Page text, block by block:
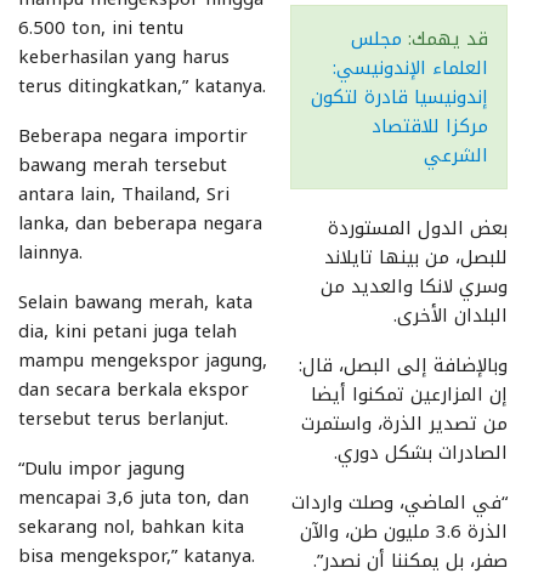
قد يهمك: مجلس
العلماء الإندونيسي:
إندونيسيا قادرة لتكون
مركزا للاقتصاد
الشرعي
بعض الدول المستوردة
للبصل، من بينها تايلاند
وسري لانكا والعديد من
البلدان الأخرى.
وبالإضافة إلى البصل، قال:
إن المزارعين تمكنوا أيضا
من تصدير الذرة، واستمرت
الصادرات بشكل دوري.
“في الماضي، وصلت واردات
الذرة 3.6 مليون طن، والآن
صفر، بل يمكننا أن نصدر”.
6.500 ton, ini tentu
keberhasilan yang harus
terus ditingkatkan,” katanya.
Beberapa negara importir
bawang merah tersebut
antara lain, Thailand, Sri
lanka, dan beberapa negara
lainnya.
Selain bawang merah, kata
dia, kini petani juga telah
mampu mengekspor jagung,
dan secara berkala ekspor
tersebut terus berlanjut.
“Dulu impor jagung
mencapai 3,6 juta ton, dan
sekarang nol, bahkan kita
bisa mengekspor,” katanya.